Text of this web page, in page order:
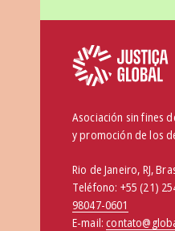
Asociación sin fines
y promoción de los
Rio de Janeiro, RJ,
Teléfono: +55 (21)
98047-0601
E-mail: